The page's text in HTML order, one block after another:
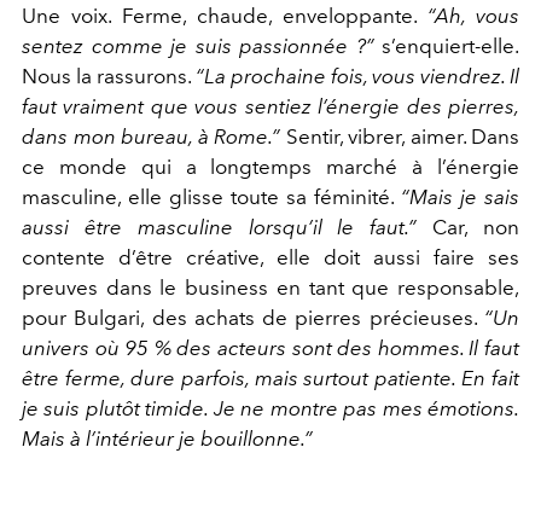
Une voix. Ferme, chaude, enveloppante. “Ah, vous
sentez comme je suis passionnée ?”s’enquiert-elle.
Nous la rassurons. “La prochaine fois, vous viendrez. Il
faut vraiment que vous sentiez l’énergie des pierres,
dans mon bureau, à Rome.” Sentir, vibrer, aimer. Dans
ce monde qui a longtemps marché à l’énergie
masculine, elle glisse toute sa féminité. “Mais je sais
aussi être masculine lorsqu’il le faut.” Car, non
contente d’être créative, elle doit aussi faire ses
preuves dans le business en tant que responsable,
pour Bulgari, des achats de pierres précieuses. “Un
univers où 95 % des acteurs sont des hommes. Il faut
être ferme, dure parfois, mais surtout patiente. En fait
je suis plutôt timide. Je ne montre pas mes émotions.
Mais à l’intérieur je bouillonne.”